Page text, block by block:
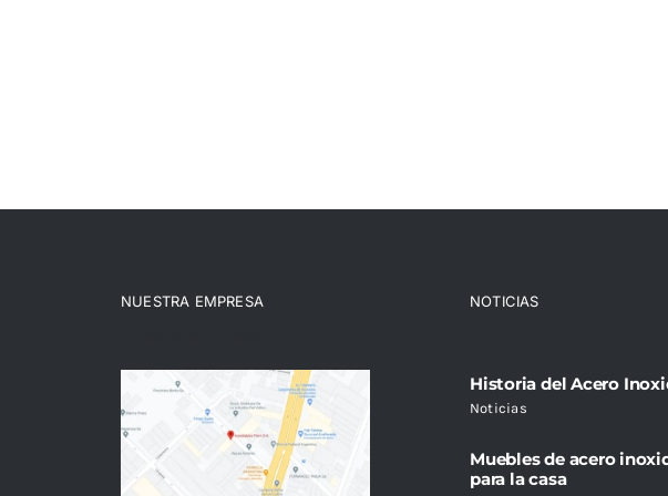
NUESTRA EMPRESA NOTICIAS
Historia del Acero
Noticias
Muebles de acero
para la casa